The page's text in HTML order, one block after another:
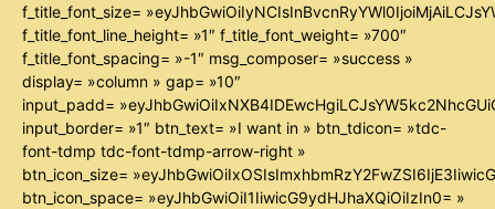
f_title_font_size=
f_title_font_line_height= »1″ f_title_font_weight= »700″
f_title_font_spacing= »-1″ msg_composer= »success »
display= »column » gap= »10″
input_padd=
input_border= »1″ btn_text= »I want in » btn_tdicon= »tdc-
font-tdmp tdc-font-tdmp-arrow-right »
btn_icon_size=
btn_icon_space= »eyJhbGwiOiI1IiwicG9ydHJhaXQiOiIzIn0= »